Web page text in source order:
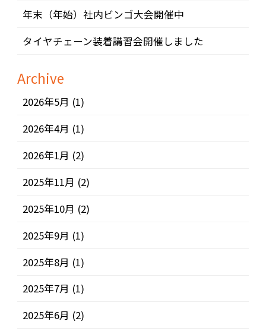
年末（年始）社内ビンゴ大会開催中
タイヤチェーン装着講習会開催しました
Archive
2026年5月 (1)
2026年4月 (1)
2026年1月 (2)
2025年11月 (2)
2025年10月 (2)
2025年9月 (1)
2025年8月 (1)
2025年7月 (1)
2025年6月 (2)